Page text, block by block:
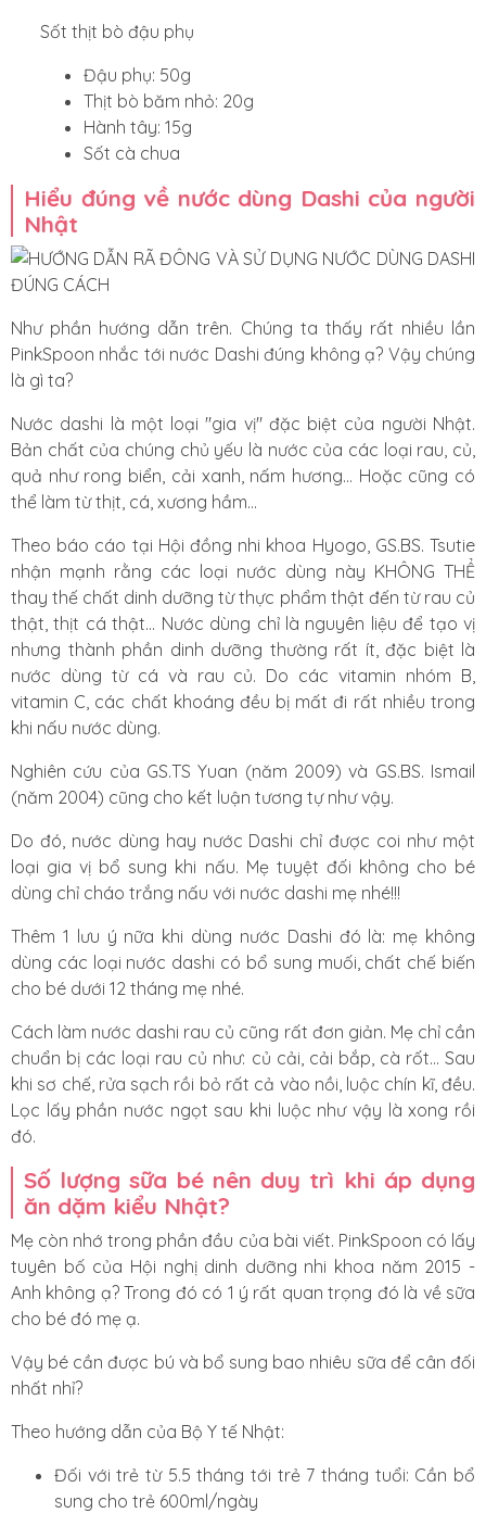
Sốt thịt bò đậu phụ
Đậu phụ: 50g
Thịt bò băm nhỏ: 20g
Hành tây: 15g
Sốt cà chua
Hiểu đúng về nước dùng Dashi của người
Nhật
Như phần hướng dẫn trên. Chúng ta thấy rất nhiều lần
PinkSpoon nhắc tới nước Dashi đúng không ạ? Vậy chúng
là gì ta?
Nước dashi là một loại "gia vị" đặc biệt của người Nhật.
Bản chất của chúng chủ yếu là nước của các loại rau, củ,
quả như rong biển, cải xanh, nấm hương... Hoặc cũng có
thể làm từ thịt, cá, xương hầm...
Theo báo cáo tại Hội đồng nhi khoa Hyogo, GS.BS. Tsutie
nhận mạnh rằng các loại nước dùng này KHÔNG THỂ
thay thế chất dinh dưỡng từ thực phẩm thật đến từ rau củ
thật, thịt cá thật... Nước dùng chỉ là nguyên liệu để tạo vị
nhưng thành phần dinh dưỡng thường rất ít, đặc biệt là
nước dùng từ cá và rau củ. Do các vitamin nhóm B,
vitamin C, các chất khoáng đều bị mất đi rất nhiều trong
khi nấu nước dùng.
Nghiên cứu của GS.TS Yuan (năm 2009) và GS.BS. Ismail
(năm 2004) cũng cho kết luận tương tự như vậy.
Do đó, nước dùng hay nước Dashi chỉ được coi như một
loại gia vị bổ sung khi nấu. Mẹ tuyệt đối không cho bé
dùng chỉ cháo trắng nấu với nước dashi mẹ nhé!!!
Thêm 1 lưu ý nữa khi dùng nước Dashi đó là: mẹ không
dùng các loại nước dashi có bổ sung muối, chất chế biến
cho bé dưới 12 tháng mẹ nhé.
Cách làm nước dashi rau củ cũng rất đơn giản. Mẹ chỉ cần
chuẩn bị các loại rau củ như: củ cải, cải bắp, cà rốt... Sau
khi sơ chế, rửa sạch rồi bỏ rất cả vào nồi, luộc chín kĩ, đều.
Lọc lấy phần nước ngọt sau khi luộc như vậy là xong rồi
đó.
Số lượng sữa bé nên duy trì khi áp dụng
ăn dặm kiểu Nhật?
Mẹ còn nhớ trong phần đầu của bài viết. PinkSpoon có lấy
tuyên bố của Hội nghị dinh dưỡng nhi khoa năm 2015 -
Anh không ạ? Trong đó có 1 ý rất quan trọng đó là về sữa
cho bé đó mẹ ạ.
Vậy bé cần được bú và bổ sung bao nhiêu sữa để cân đối
nhất nhỉ?
Theo hướng dẫn của Bộ Y tế Nhật:
Đối với trẻ từ 5.5 tháng tới trẻ 7 tháng tuổi: Cần bổ
sung cho trẻ 600ml/ngày